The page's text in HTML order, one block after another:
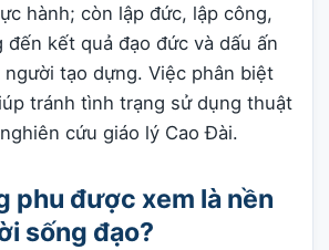
hành; còn lập đức, lập công,
đến kết quả đạo đức và dấu ấn
tạo dựng. Việc phân biệt
tránh tình trạng sử dụng thuật
cứu giáo lý Cao Đài.
phu được xem là nền
sống đạo?